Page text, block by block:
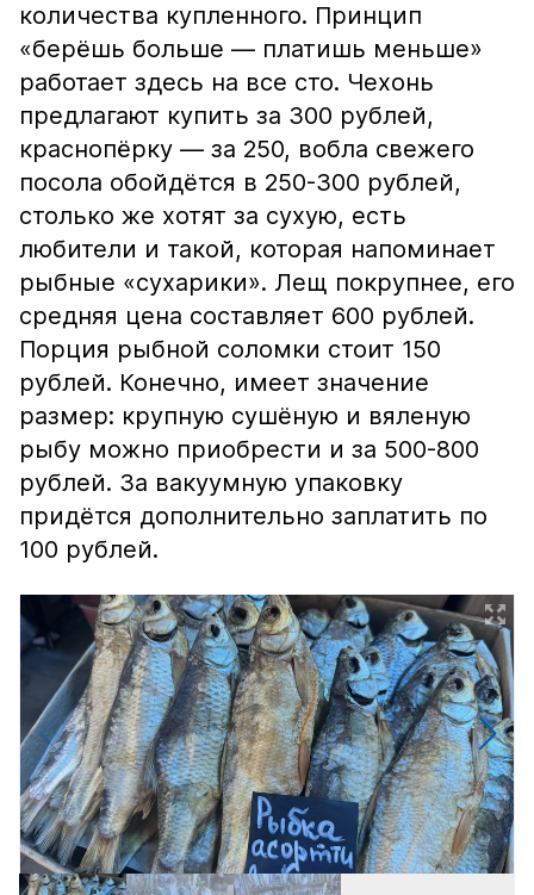
количества купленного. Принцип
«берёшь больше — платишь меньше»
работает здесь на все сто. Чехонь
предлагают купить за 300 рублей,
краснопёрку — за 250, вобла свежего
посола обойдётся в 250-300 рублей,
столько же хотят за сухую, есть
любители и такой, которая напоминает
рыбные «сухарики». Лещ покрупнее, его
средняя цена составляет 600 рублей.
Порция рыбной соломки стоит 150
рублей. Конечно, имеет значение
размер: крупную сушёную и вяленую
рыбу можно приобрести и за 500-800
рублей. За вакуумную упаковку
придётся дополнительно заплатить по
100 рублей.